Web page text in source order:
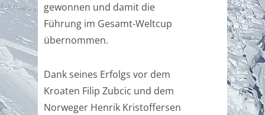
gewonnen und damit die
Führung im Gesamt-Weltcup
übernommen.
Dank seines Erfolgs vor dem
Kroaten Filip Zubcic und dem
Norweger Henrik Kristoffersen